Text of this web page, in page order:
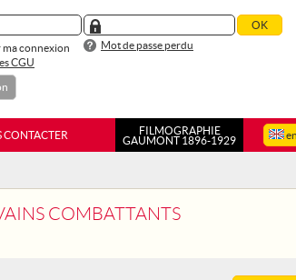
connexion
Mot de passe perdu
CGU
CONTACTER
FILMOGRAPHIE
GAUMONT 1896-1929
COMBATTANTS